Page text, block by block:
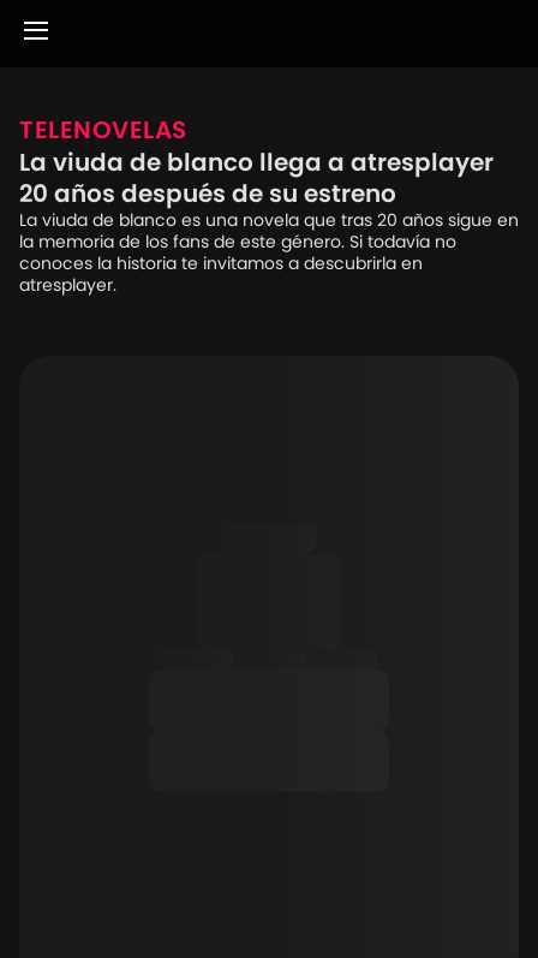
TELENOVELAS
La viuda de blanco llega a atresplayer
20 años después de su estreno
La viuda de blanco es una novela que tras 20 años sigue en
la memoria de los fans de este género. Si todavía no
conoces la historia te invitamos a descubrirla en
atresplayer.